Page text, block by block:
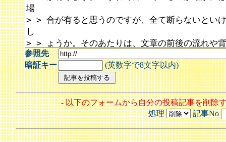
参照先
暗証キー
(英数字で8文字以内)
- 以下のフォームから自分の投稿記事を削除
処理
記事No